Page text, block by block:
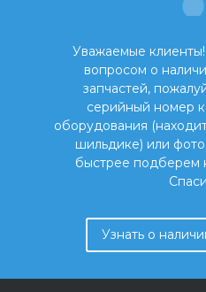
Уважаемые
вопросом о
запчастей,
серийный номер
оборудования
шильдике) или
быстрее подберем
Узнать о